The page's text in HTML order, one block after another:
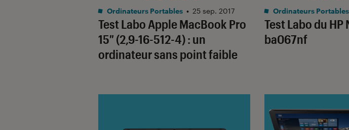
Test Labo Apple MacBook Pro
15″ (2,9-16-512-4) : un
ordinateur sans point faible
Noté 5 étoiles sur 5
Ordinateurs Portables • 25 sep. 2017
Test Labo du
ba067nf
Noté 1
Ordinateurs Portables